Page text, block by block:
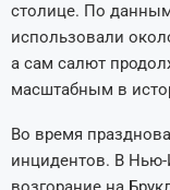
столице. По
использовали
а сам салют
масштабным в
Во время
инцидентов. В Нью-